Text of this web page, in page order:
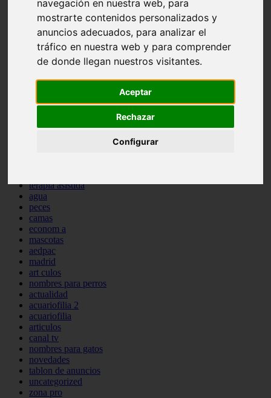
navegación en nuestra web, para
mostrarte contenidos personalizados y
anuncios adecuados, para analizar el
tráfico en nuestra web y para comprender
de donde llegan nuestros visitantes.
Aceptar
Rechazar
Configurar
protagonistas
reptiles
abandono
adopci n
ferias
higiene
comercios
viajar
terapia asistida
agua
peces
camas
econom a
mascotas
aedpac
madrid
art culos
nombres para perros
actualidad
acuariofilia 2
acuariofilia
articulos
canal tv
nombres para gatos
novedades
tablon de anuncios
uncategorized
zona pro